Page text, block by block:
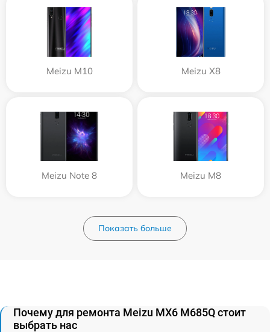
Meizu M10 Meizu X8
Meizu Note 8 Meizu M8
Показать больше
Почему для ремонта Meizu MX6 M685Q стоит
выбрать нас